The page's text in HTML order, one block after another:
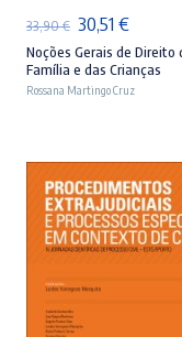
33,90€ O
preço
original
30,51 €O
preço
atual
Noções Gerais de Direito
Família e das Crianças
Rossana Martingo Cruz